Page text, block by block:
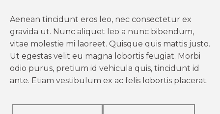
Aenean tincidunt eros leo, nec consectetur ex
gravida ut. Nunc aliquet leo a nunc bibendum,
vitae molestie mi laoreet. Quisque quis mattis justo.
Ut egestas velit eu magna lobortis feugiat. Morbi
odio purus, pretium id vehicula quis, tincidunt id
ante. Etiam vestibulum ex ac felis lobortis placerat.